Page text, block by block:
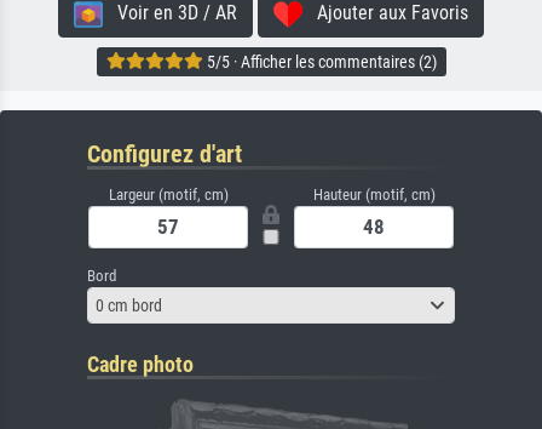
Voir en 3D / AR Ajouter aux Favoris
5/5 · Afficher les commentaires (2)
Configurez d'art
Largeur (motif, cm) Hauteur (motif, cm)
Bord
0 cm bord
Cadre photo